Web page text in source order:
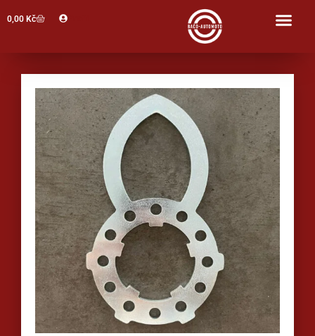
0,00 Kč